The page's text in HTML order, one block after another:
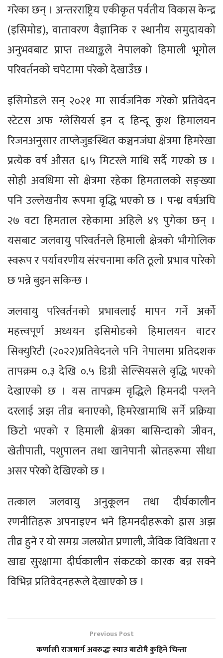
गरेका छन् । अन्तरराष्ट्रिय एकीकृत पर्वतीय विकास केन्द्र
(इसिमोड), वातावरण वैज्ञानिक र स्थानीय समुदायको
अनुभवबाट प्राप्त तथ्याङ्कले नेपालको हिमाली भूगोल
परिवर्तनको चपेटामा परेको देखाउँछ ।
इसिमोडले सन् २०२१ मा सार्वजनिक गरेको प्रतिवेदन
स्टेटस अफ ग्लेसियर्स इन द हिन्दू कुश हिमालयन
रिजनअनुसार ताप्लेजुङस्थित कञ्चनजंघा क्षेत्रमा हिमरेखा
प्रत्येक वर्ष औसत ६।५ मिटरले माथि सर्दै गएको छ ।
सोही अवधिमा सो क्षेत्रमा रहेका हिमतालको सङ्ख्या
पनि उल्लेखनीय रूपमा वृद्धि भएको छ । पन्ध्र वर्षअघि
२७ वटा हिमताल रहेकामा अहिले ४९ पुगेका छन् ।
यसबाट जलवायु परिवर्तनले हिमाली क्षेत्रको भौगोलिक
स्वरूप र पर्यावरणीय संरचनामा कति ठूलो प्रभाव पारेको
छ भन्ने बुझ्न सकिन्छ ।
जलवायु परिवर्तनको प्रभावलाई मापन गर्ने अर्को
महत्त्वपूर्ण अध्ययन इसिमोडको हिमालयन वाटर
सिक्युरिटी (२०२२)प्रतिवेदनले पनि नेपालमा प्रतिदशक
तापक्रम ०.३ देखि ०.५ डिग्री सेल्सियसले वृद्धि भएको
देखाएको छ । यस तापक्रम वृद्धिले हिमनदी पग्लने
दरलाई अझ तीव्र बनाएको, हिमरेखामाथि सर्ने प्रक्रिया
छिटो भएको र हिमाली क्षेत्रका बासिन्दाको जीवन,
खेतीपाती, पशुपालन तथा खानेपानी स्रोतहरूमा सीधा
असर परेको देखिएको छ ।
तत्काल जलवायु अनुकूलन तथा दीर्घकालीन
रणनीतिहरू अपनाइएन भने हिमनदीहरूको ह्रास अझ
तीव्र हुने र यो समग्र जलस्रोत प्रणाली, जैविक विविधता र
खाद्य सुरक्षामा दीर्घकालीन संकटको कारक बन्न सक्ने
विभिन्न प्रतिवेदनहरूले देखाएको छ ।
Previous Post
कर्णाली राजमार्ग अवरुद्धः स्याउ बाटोमै कुहिने चिन्ता